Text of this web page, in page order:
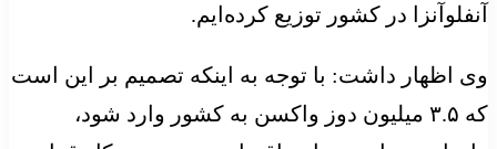
آنفلوآنزا در کشور توزیع کرده‌ایم.
وی اظهار داشت: با توجه به اینکه تصمیم بر این است
که ۳.۵ میلیون دوز واکسن به کشور وارد شود،